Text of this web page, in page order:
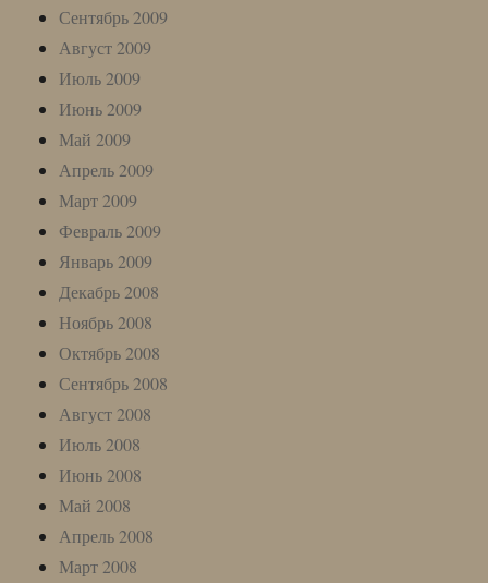
Сентябрь 2009
Август 2009
Июль 2009
Июнь 2009
Май 2009
Апрель 2009
Март 2009
Февраль 2009
Январь 2009
Декабрь 2008
Ноябрь 2008
Октябрь 2008
Сентябрь 2008
Август 2008
Июль 2008
Июнь 2008
Май 2008
Апрель 2008
Март 2008